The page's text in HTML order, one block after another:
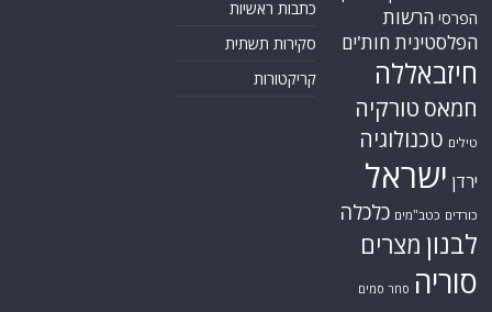
הפרסי הרשות
הפלסטינית חות'ים
חיזבאללה
חמאס טורקיה
טילים טכנולוגיה
ירדן ישראל
כורדים כטב"מים כלכלה
לבנון מצרים
סוריה סחר סמים
כתבות ראשיות
סקירות תשתית
קריקטורות